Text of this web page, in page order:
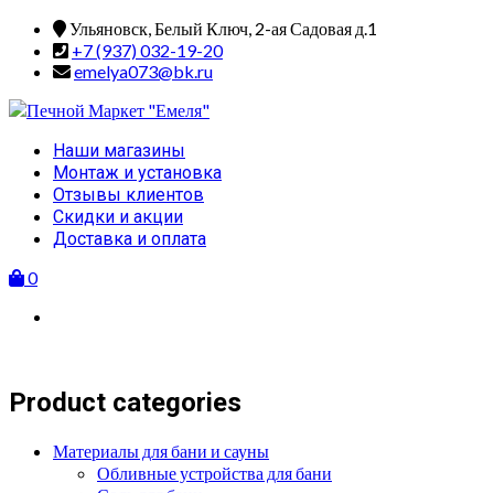
Skip
content
Ульяновск, Белый Ключ, 2-ая Садовая д.1
+7 (937) 032-19-20
emelya073@bk.ru
Primary
Menu
Наши магазины
Монтаж и установка
Отзывы клиентов
Скидки и акции
Доставка и оплата
0
Product categories
Материалы для бани и сауны
Обливные устройства для бани